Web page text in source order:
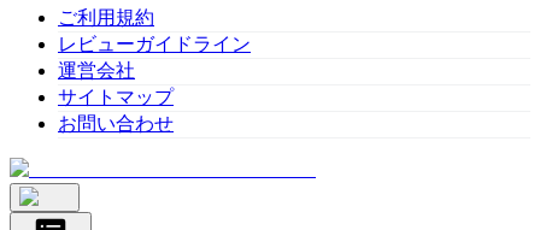
ご利用規約
レビューガイドライン
運営会社
サイトマップ
お問い合わせ